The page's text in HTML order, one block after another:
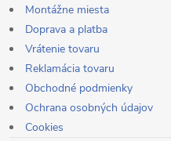
Montážne miesta
Doprava a platba
Vrátenie tovaru
Reklamácia tovaru
Obchodné podmienky
Ochrana osobných údajov
Cookies